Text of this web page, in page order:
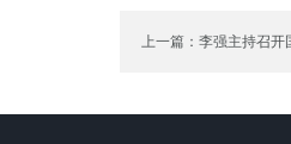
上一篇：李强主持召开